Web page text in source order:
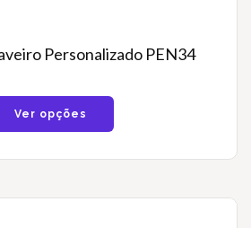
Personalizado PEN34
Ver opções